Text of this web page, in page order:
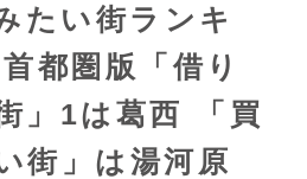
たい街ランキ
都圏版「借り
」1は葛西 「買
街」は湯河原